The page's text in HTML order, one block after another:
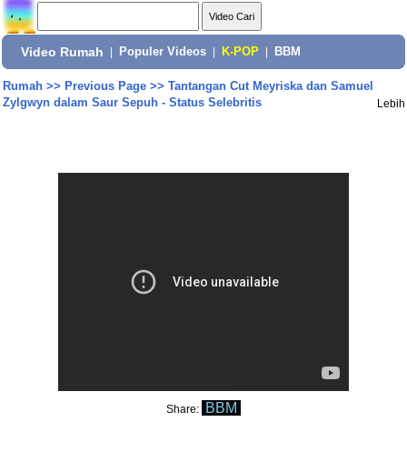
Video Rumah Populer Videos K-POP BBM
Rumah>> Previous Page>> Tantangan Cut Meyriska dan Samuel
Zylgwyn dalam Saur Sepuh - Status Selebritis
Lebih
Share: BBM